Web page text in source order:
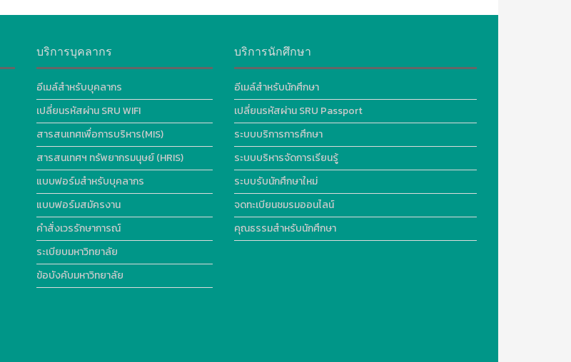
บริการบุคลากร
อีเมล์สำหรับบุคลากร
เปลี่ยนรหัสผ่าน SRU WIFI
สารสนเทศเพื่อการบริหาร(MIS)
สารสนเทศฯ ทรัพยากรมนุษย์ (HRIS)
แบบฟอร์มสำหรับบุคลากร
แบบฟอร์มสมัครงาน
คำสั่งเวรรักษาการณ์
ระเบียบมหาวิทยาลัย
ข้อบังคับมหาวิทยาลัย
บริการนักศึกษา
อีเมล์สำหรับนักศึกษา
เปลี่ยนรหัสผ่าน SRU Passport
ระบบบริการการศึกษา
ระบบบริหารจัดการเรียนรู้
ระบบรับนักศึกษาใหม่
จดทะเบียนชมรมออนไลน์
คุณธรรมสำหรับนักศึกษา